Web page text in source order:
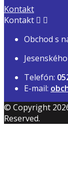
Kontakt
Kontakt  
Obchod s
Telefón:
E-mail:
© Copyright
Reserved.